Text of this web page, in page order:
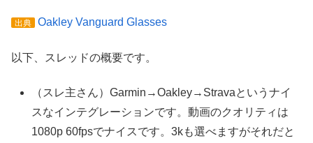
出典 Oakley Vanguard Glasses
以下、スレッドの概要です。
（スレ主さん）Garmin→Oakley→Stravaというナイ
スなインテグレーションです。動画のクオリティは
1080p 60fpsでナイスです。3kも選べますがそれだと